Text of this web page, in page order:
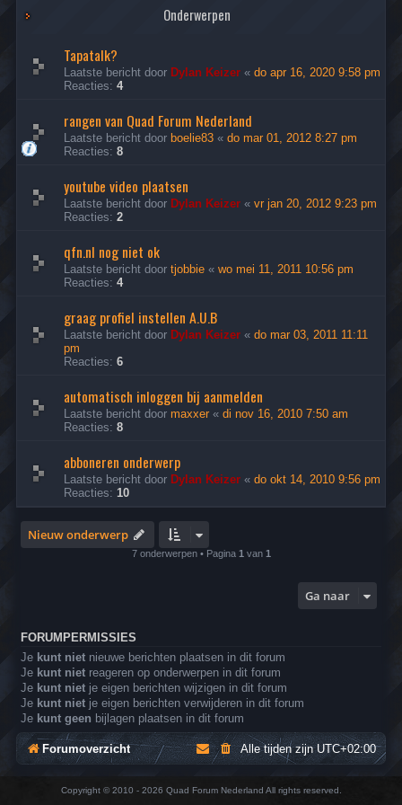
Onderwerpen
Tapatalk?
Laatste bericht door Dylan Keizer « do apr 16, 2020 9:58 pm
Reacties: 4
rangen van Quad Forum Nederland
Laatste bericht door boelie83 « do mar 01, 2012 8:27 pm
Reacties: 8
youtube video plaatsen
Laatste bericht door Dylan Keizer « vr jan 20, 2012 9:23 pm
Reacties: 2
qfn.nl nog niet ok
Laatste bericht door tjobbie « wo mei 11, 2011 10:56 pm
Reacties: 4
graag profiel instellen A.U.B
Laatste bericht door Dylan Keizer « do mar 03, 2011 11:11
pm
Reacties: 6
automatisch inloggen bij aanmelden
Laatste bericht door maxxer « di nov 16, 2010 7:50 am
Reacties: 8
abboneren onderwerp
Laatste bericht door Dylan Keizer « do okt 14, 2010 9:56 pm
Reacties: 10
Nieuw onderwerp
7 onderwerpen • Pagina 1 van 1
Ga naar
FORUMPERMISSIES
Je kunt niet nieuwe berichten plaatsen in dit forum
Je kunt niet reageren op onderwerpen in dit forum
Je kunt niet je eigen berichten wijzigen in dit forum
Je kunt niet je eigen berichten verwijderen in dit forum
Je kunt geen bijlagen plaatsen in dit forum
Forumoverzicht Alle tijden zijnUTC+02:00
Copyright © 2010 - 2026 Quad Forum Nederland All rights reserved.